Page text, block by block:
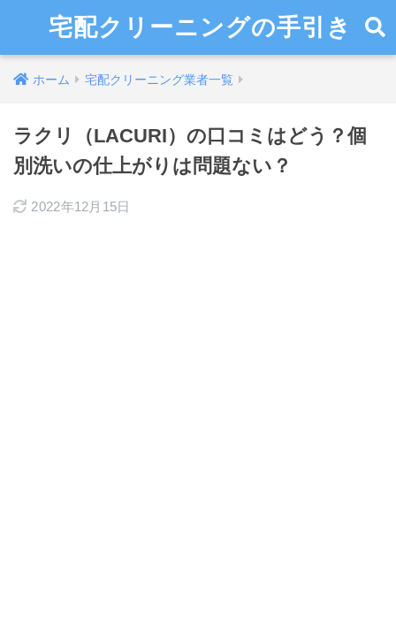
宅配クリーニングの手引き
ホーム 宅配クリーニング業者一覧
ラクリ（LACURI）の口コミはどう？個
別洗いの仕上がりは問題ない？
2022年12月15日